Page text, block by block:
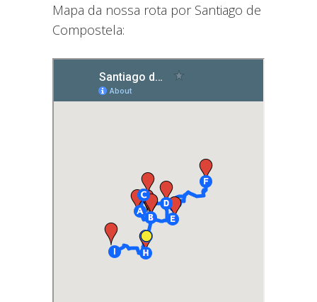
Mapa da nossa rota por Santiago de
Compostela: